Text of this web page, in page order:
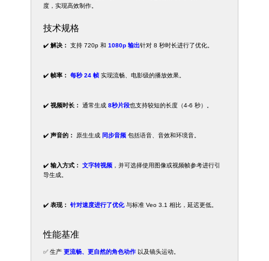
度，实现高效制作。
技术规格
✔️解决： 支持 720p 和1080p 输出针对 8 秒时长进行了优化。
✔️帧率： 每秒 24 帧 实现流畅、电影级的播放效果。
✔️视频时长： 通常生成8秒片段也支持较短的长度（4-6 秒）。
✔️声音的： 原生生成 同步音频 包括语音、音效和环境音。
✔️输入方式： 文字转视频 ，并可选择使用图像或视频帧参考进行引
导生成。
✔️表现： 针对速度进行了优化与标准 Veo 3.1 相比，延迟更低。
性能基准
✅ 生产更流畅、更自然的角色动作 以及镜头运动。